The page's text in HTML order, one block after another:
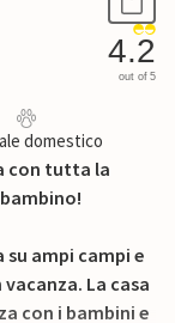
4.2
out of 5
domestico
con tutta la
ampi campi e
La casa
con i bambini e